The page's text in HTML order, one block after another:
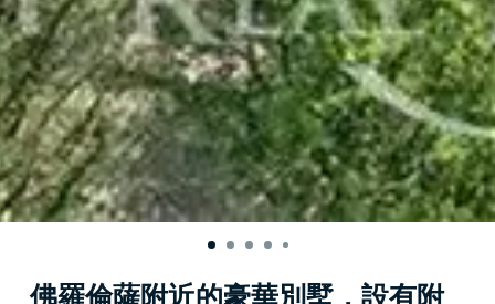
佛羅倫薩附近的豪華別墅，設有附